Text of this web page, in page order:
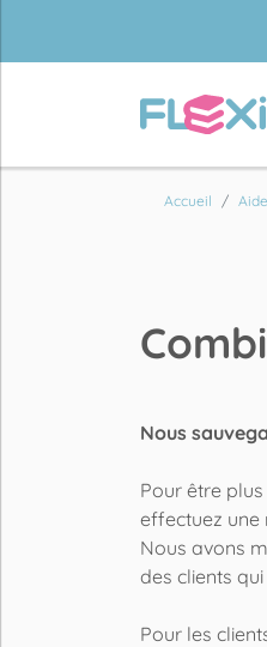
Accueil Aide
Nous
Pour être
effectuez une
Nous avons
des clients
Pour les